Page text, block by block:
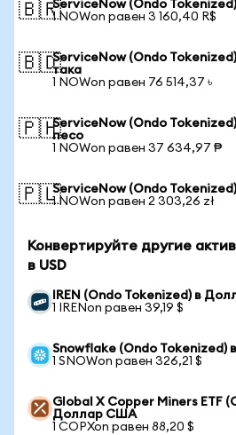
🇧🇷ServiceNow (Ondo
1 NOWon равен 3 160,40 R$
🇧🇩ServiceNow (Ondo
така
1 NOWon равен 76 514,37 ৳
🇵🇭ServiceNow (Ondo
песо
1 NOWon равен 37 634,97 ₱
🇵🇱ServiceNow (Ondo
1 NOWon равен 2 303,26 zł
Конвертируйте другие
в USD
IREN (Ondo Tokenized) в
1 IRENon равен 39,19 $
Snowflake (Ondo
1 SNOWon равен 326,21 $
Global X Copper Miners ETF
Доллар США
1 COPXon равен 88,20 $